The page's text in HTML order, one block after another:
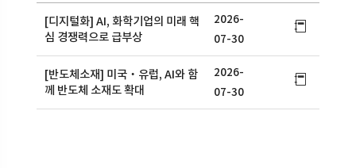
[디지털화] AI, 화학기업의 미래 핵
심 경쟁력으로 급부상
2026-
07-30
[반도체소재] 미국‧유럽, AI와 함
께 반도체 소재도 확대
2026-
07-30